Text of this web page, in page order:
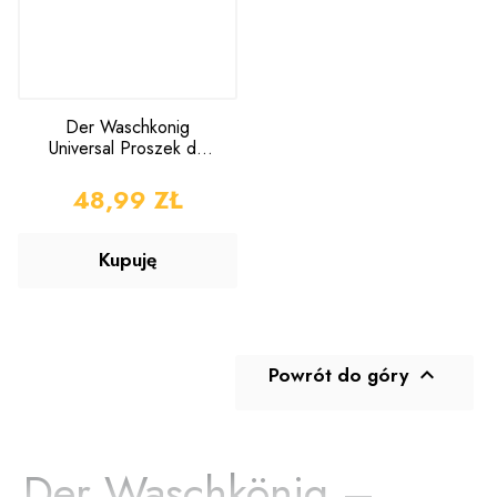
Der Waschkonig
Universal Proszek do
CENA
48,99 ZŁ
Kupuję
Powrót do góry 